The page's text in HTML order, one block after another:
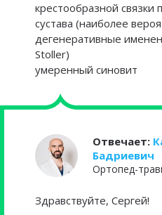
крестообразной связки
сустава (наиболее
дегенеративные
Stoller)
умеренный синовит
Отвечает:
Бадриевич
Ортопед-
Здравствуйте, Сергей!